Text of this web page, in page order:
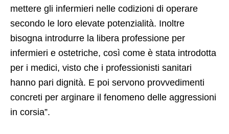
mettere gli infermieri nelle codizioni di operare
secondo le loro elevate potenzialità. Inoltre
bisogna introdurre la libera professione per
infermieri e ostetriche, così come è stata introdotta
per i medici, visto che i professionisti sanitari
hanno pari dignità. E poi servono provvedimenti
concreti per arginare il fenomeno delle aggressioni
in corsia”.